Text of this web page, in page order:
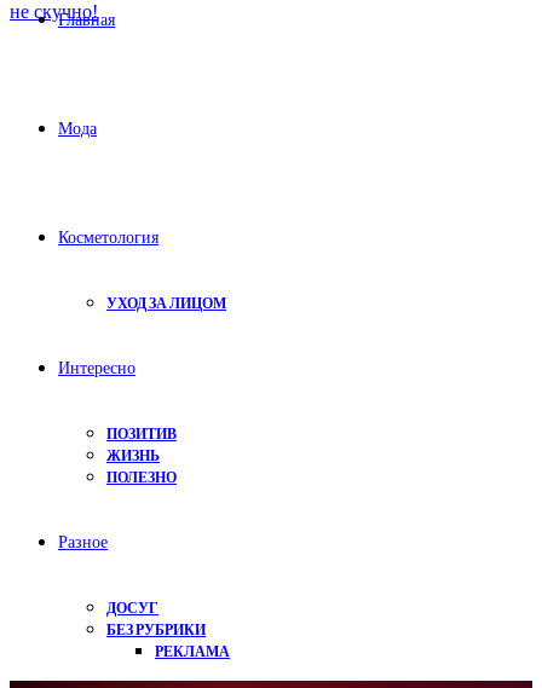
не скучно!
Главная
Мода
Косметология
УХОД ЗА ЛИЦОМ
Интересно
ПОЗИТИВ
ЖИЗНЬ
ПОЛЕЗНО
Разное
ДОСУГ
БЕЗ РУБРИКИ
РЕКЛАМА